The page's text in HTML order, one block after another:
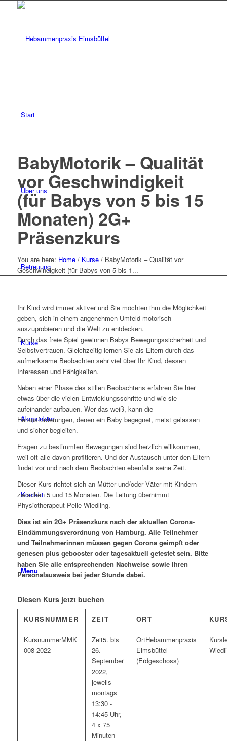
Start
Über uns
Betreuung
Kurse
Akupunktur
Kontakt
Menu
BabyMotorik – Qualität
vor Geschwindigkeit
(für Babys von 5 bis 15
Monaten) 2G+
Präsenzkurs
You are here: Home / Kurse / BabyMotorik – Qualität vor
Geschwindigkeit (für Babys von 5 bis 1...
Ihr Kind wird immer aktiver und Sie möchten ihm die Möglichkeit
geben, sich in einem angenehmen Umfeld motorisch
auszuprobieren und die Welt zu entdecken.
Durch das freie Spiel gewinnen Babys Bewegungssicherheit und
Selbstvertrauen. Gleichzeitig lernen Sie als Eltern durch das
aufmerksame Beobachten sehr viel über Ihr Kind, dessen
Interessen und Fähigkeiten.
Neben einer Phase des stillen Beobachtens erfahren Sie hier
etwas über die vielen Entwicklungsschritte und wie sie
aufeinander aufbauen. Wer das weiß, kann die
Herausforderungen, denen ein Baby begegnet, meist gelassen
und sicher begleiten.
Fragen zu bestimmten Bewegungen sind herzlich willkommen,
weil oft alle davon profitieren. Und der Austausch unter den Eltern
findet vor und nach dem Beobachten ebenfalls seine Zeit.
Dieser Kurs richtet sich an Mütter und/oder Väter mit Kindern
zwischen 5 und 15 Monaten. Die Leitung übernimmt
Physiotherapeut Pelle Wiedling.
Dies ist ein 2G+ Präsenzkurs nach der aktuellen Corona-
Eindämmungsverordnung von Hamburg. Alle Teilnehmer
und Teilnehmerinnen müssen gegen Corona geimpft oder
genesen plus gebooster oder tagesaktuell getestet sein. Bitte
haben Sie alle entsprechenden Nachweise sowie Ihren
Personalausweis bei jeder Stunde dabei.
Diesen Kurs jetzt buchen
KURSNUMMER ZEIT ORT
MMK
008-2022
5. bis
26.
September
2022,
jeweils
montags
13:30 -
14:45 Uhr,
4 x 75
Minuten
Hebammenpraxis
Eimsbüttel
(Erdgeschoss)